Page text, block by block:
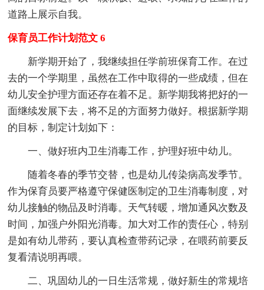
道路上展示自我。
保育员工作计划范文 6
新学期开始了，我继续担任学前班保育工作。在过
去的一个学期里，虽然在工作中取得的一些成绩，但在
幼儿安全护理方面还存在着不足。新学期我将把好的一
面继续发展下去，将不足的方面努力做好。根据新学期
的目标，制定计划如下：
一、做好班内卫生消毒工作，护理好班中幼儿。
随着冬春的季节交替，也是幼儿传染病高发季节。
作为保育员要严格遵守保健医制定的卫生消毒制度，对
幼儿接触的物品及时消毒。天气转暖，增加通风次数及
时间，加强户外阳光消毒。加大对工作的责任心，特别
是如有幼儿带药，要认真检查带药记录，在喂药前要反
复看清说明再喂。
二、巩固幼儿的一日生活常规，做好新生的常规培